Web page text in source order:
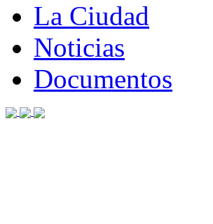
La Ciudad
Noticias
Documentos